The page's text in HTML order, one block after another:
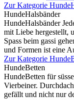
Zur Kategorie
HundeHalsbänder
HundeHalsbänder
mit Liebe hergestellt,
Spass beim gassi
und Formen ist eine
Zur Kategorie
HundeBetten
HundeBetten für
Vierbeiner.
gefällt und nicht nur